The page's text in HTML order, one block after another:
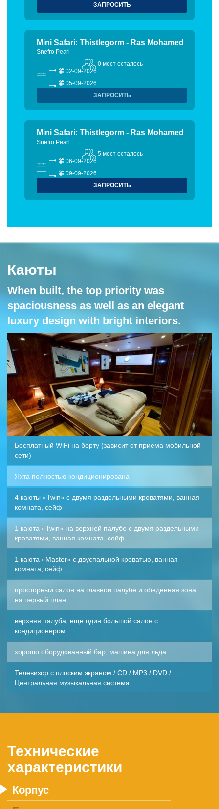
ЗАПРОСИТЬ
Mini Safari: Thistlegorm - Ras Mohamed
Snefro Pearl
0 мест осталось
02-09-2026
05-09-2026
ЗАПРОСИТЬ
Mini Safari: Thistlegorm - Ras Mohamed
Snefro Pearl
5 мест осталось
06-09-2026
09-09-2026
ЗАПРОСИТЬ
Каюты
When built, the top priority was
spaciousness as well as an elegant
luxury design with bright interiors.
Бесплатный WiFi на борту (зависит от приема мобильной
сети)
Яхта полностью кондиционирована
4 каюты «Twin» с двумя раздельными кроватями, ванная
комната, сейф
1 каюта «Twin» на верхней палубе с двумя раздельными
кроватями, ванная комната, сейф
1 каюта «Master» с двуспальной кроватью, ванная
комната, сейф
просторный салон на главной палубе и обеденная зона
на первый план
верхняя палуба, еще один большой салон с
кондиционером
хорошо оборудованный бар, машина для льда
Телевизор с плоским экраном / CD / MP3 / DVD /
Центральная музыкальная система
Технические
характеристики
Корпус